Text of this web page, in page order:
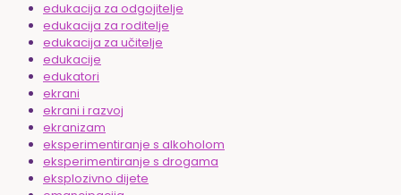
edukacija za odgojitelje
edukacija za roditelje
edukacija za učitelje
edukacije
edukatori
ekrani
ekrani i razvoj
ekranizam
eksperimentiranje s alkoholom
eksperimentiranje s drogama
eksplozivno dijete